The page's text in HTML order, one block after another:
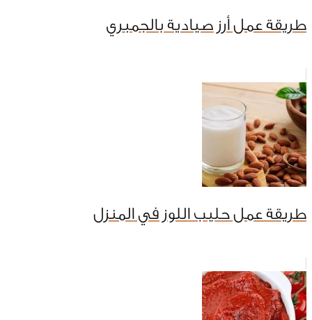
طريقة عمل أرز صيادية بالجمبري
طريقة عمل حليب اللوز في المنزل